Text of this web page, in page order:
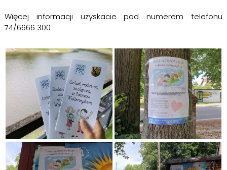
Więcej informacji uzyskacie pod numerem telefonu
74/6666 300